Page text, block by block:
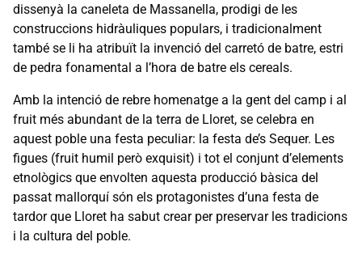
dissenyà la caneleta de Massanella, prodigi de les
construccions hidràuliques populars, i tradicionalment
també se li ha atribuït la invenció del carretó de batre, estri
de pedra fonamental a l’hora de batre els cereals.
Amb la intenció de rebre homenatge a la gent del camp i al
fruit més abundant de la terra de Lloret, se celebra en
aquest poble una festa peculiar: la festa de’s Sequer. Les
figues (fruit humil però exquisit) i tot el conjunt d’elements
etnològics que envolten aquesta producció bàsica del
passat mallorquí són els protagonistes d’una festa de
tardor que Lloret ha sabut crear per preservar les tradicions
i la cultura del poble.